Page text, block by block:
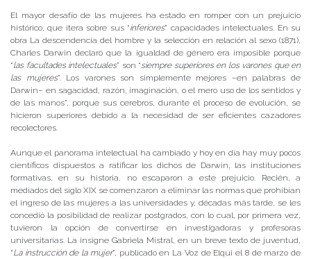
El mayor desafío de las mujeres ha estado en romper con un prejuicio
histórico, que itera sobre sus “inferiores” capacidades intelectuales. En su
obra La descendencia del hombre y la selección en relación al sexo (1871),
Charles Darwin declaró que la igualdad de género era imposible porque
“las facultades intelectuales” son “siempre superiores en los varones que en
las mujeres”. Los varones son simplemente mejores –en palabras de
Darwin– en sagacidad, razón, imaginación, o el mero uso de los sentidos y
de las manos”, porque sus cerebros, durante el proceso de evolución, se
hicieron superiores debido a la necesidad de ser eficientes cazadores
recolectores.
Aunque el panorama intelectual ha cambiado y hoy en día hay muy pocos
científicos dispuestos a ratificar los dichos de Darwin, las instituciones
formativas, en su historia, no escaparon a este prejuicio. Recién, a
mediados del siglo XIX se comenzaron a eliminar las normas que prohibían
el ingreso de las mujeres a las universidades y, décadas más tarde, se les
concedió la posibilidad de realizar postgrados, con lo cual, por primera vez,
tuvieron la opción de convertirse en investigadoras y profesoras
universitarias. La insigne Gabriela Mistral, en un breve texto de juventud,
“La instrucción de la mujer”, publicado en La Voz de Elqui el 8 de marzo de